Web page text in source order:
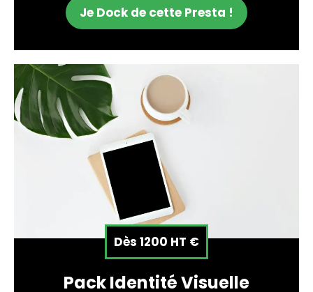
Je Dock de cette Presta !
Dès 1200 HT €
Pack Identité Visuelle